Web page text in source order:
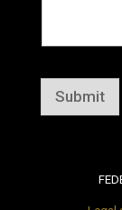
Submit